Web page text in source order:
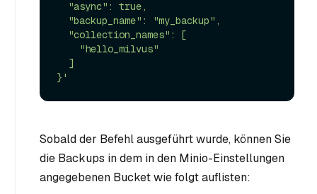
}'
Sobald der Befehl ausgeführt wurde, können Sie
die Backups in dem in den Minio-Einstellungen
angegebenen Bucket wie folgt auflisten: